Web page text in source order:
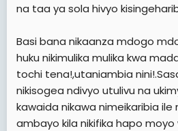
na taa ya sola hivyo
Basi bana nikaanza mdogo
huku nikimulika mulika kwa
tochi tena!,utaniambia
nikisogea ndivyo utulivu na
kawaida nikawa nimeikaribia ile
ambayo kila nikifika hapo